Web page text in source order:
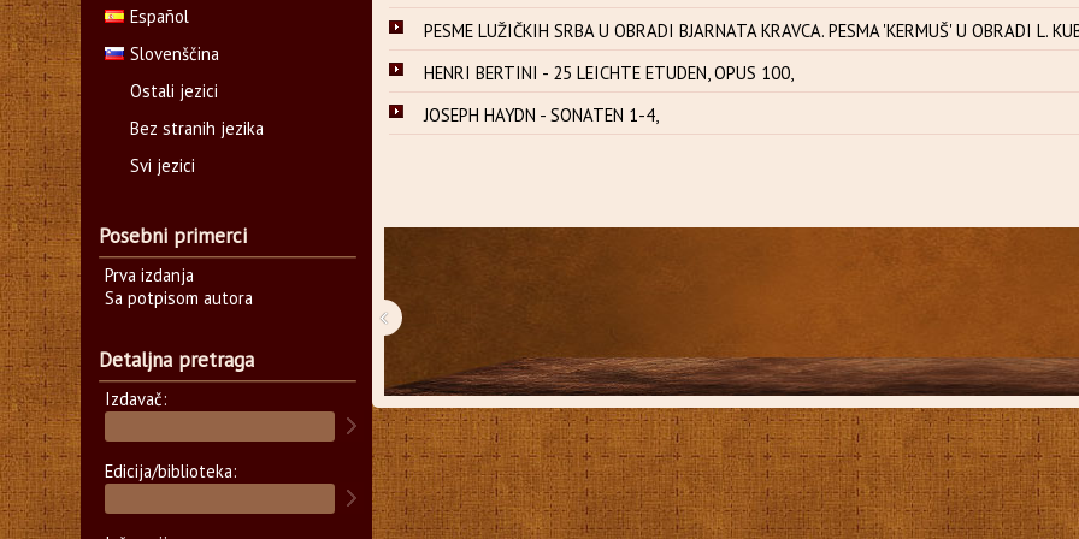
PESME LUŽIČKIH SRBA U OBRADI BJARNATA KRAVCA. PESMA 'KERMUŠ' U OBRADI L.
HENRI BERTINI - 25 LEICHTE ETUDEN, OPUS 100,
JOSEPH HAYDN - SONATEN 1-4,
‹
Español
Slovenščina
Ostali jezici
Bez stranih jezika
Svi jezici
Posebni primerci
Prva izdanja
Sa potpisom autora
Detaljna pretraga
Izdavač:
Edicija/biblioteka: